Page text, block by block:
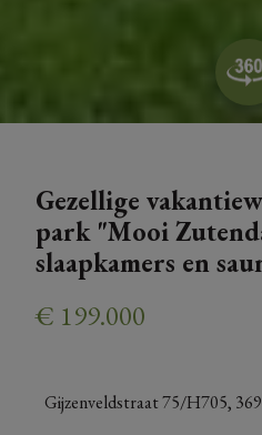
Gezellige
park "Mooi
slaapkamers en
€ 199.000
Gijzenveldstraat 75/H705,